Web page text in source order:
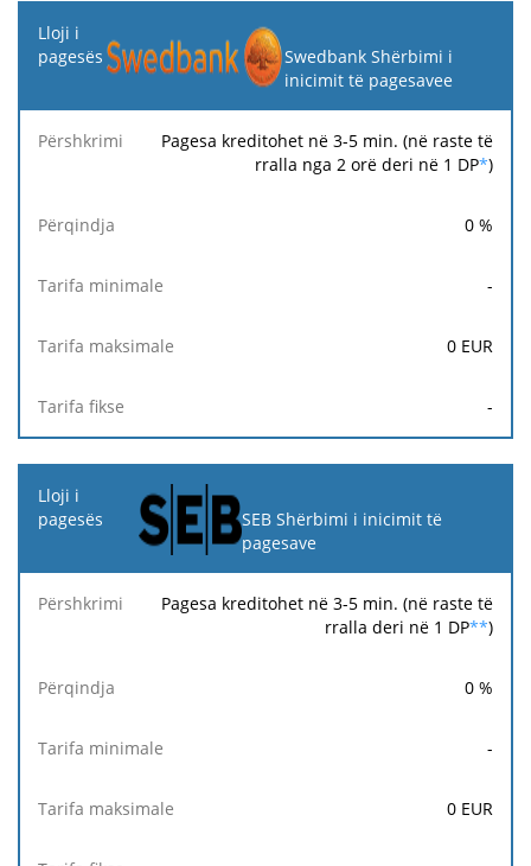
Lloji i
pagesës
Tarifa
minimale
Tarifa
maksimale
Swedbank Shërbimi i
inicimit të pagesavee
Pagesa kreditohet në 3-5 min. (në raste të
rralla nga 2 orë deri në 1 DP*)
0 %
-
0 EUR
-
SEB Shërbimi i inicimit të
pagesave
Pagesa kreditohet në 3-5 min. (në raste të
rralla deri në 1 DP**)
0 %
-
0 EUR